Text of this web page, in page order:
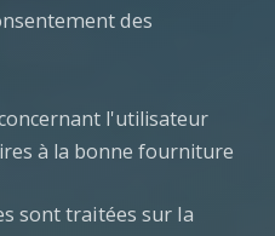
des
l'utilisateur
à la bonne fourniture
sont traitées sur la